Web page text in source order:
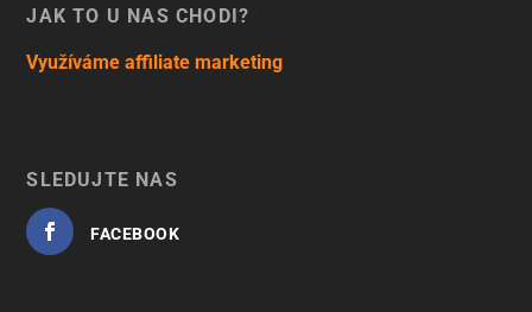
JAK TO U NÁS CHODÍ?
Využíváme affiliate marketing
SLEDUJTE NÁS
FACEBOOK